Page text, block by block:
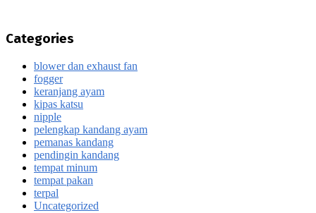
Categories
blower dan exhaust fan
fogger
keranjang ayam
kipas katsu
nipple
pelengkap kandang ayam
pemanas kandang
pendingin kandang
tempat minum
tempat pakan
terpal
Uncategorized